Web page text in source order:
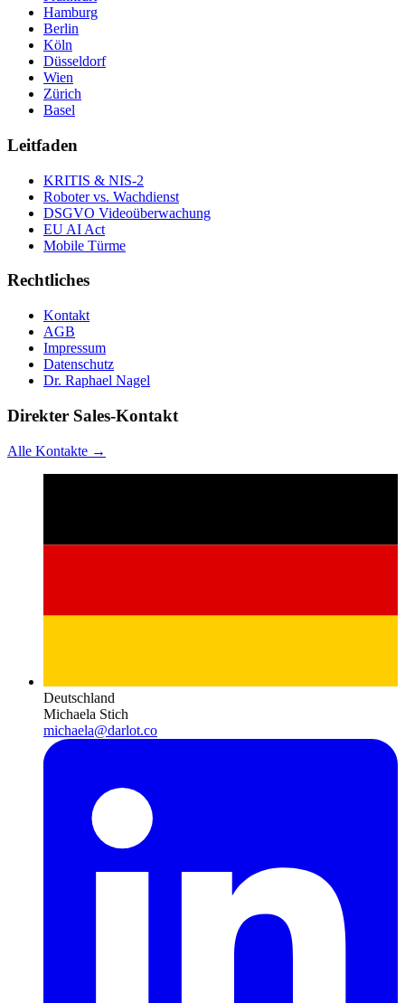
Hamburg
Berlin
Köln
Düsseldorf
Wien
Zürich
Basel
Leitfaden
KRITIS & NIS-2
Roboter vs. Wachdienst
DSGVO Videoüberwachung
EU AI Act
Mobile Türme
Rechtliches
Kontakt
AGB
Impressum
Datenschutz
Dr. Raphael Nagel
Direkter Sales-Kontakt
Alle Kontakte →
Deutschland
Michaela Stich
michaela@darlot.co